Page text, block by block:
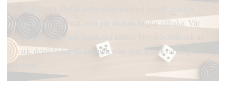
maten, människorna, som gör att man längtar tillbaka. Vår
ambition är att varje besök ska kännas betydelsefullt och att
varje detalj bidrar till en upplevelse som lever kvar länge